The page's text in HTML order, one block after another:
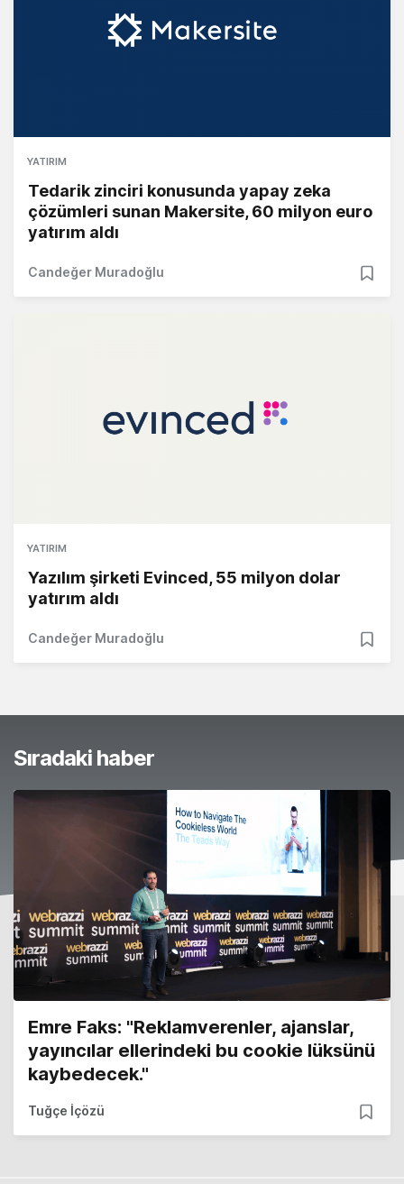
YATIRIM
Tedarik zinciri konusunda yapay zeka
çözümleri sunan Makersite, 60 milyon euro
yatırım aldı
Candeğer Muradoğlu
YATIRIM
Yazılım şirketi Evinced, 55 milyon dolar
yatırım aldı
Candeğer Muradoğlu
Sıradaki haber
Emre Faks: "Reklamverenler, ajanslar,
yayıncılar ellerindeki bu cookie lüksünü
kaybedecek."
Tuğçe İçözü